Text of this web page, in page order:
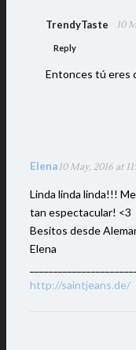
TrendyTaste 10
Reply
Entonces tú eres
Elena10 May, 2016 at
Linda linda linda!!!
tan espectacular! <3
Besitos desde
Elena
http://saintjeans.de/